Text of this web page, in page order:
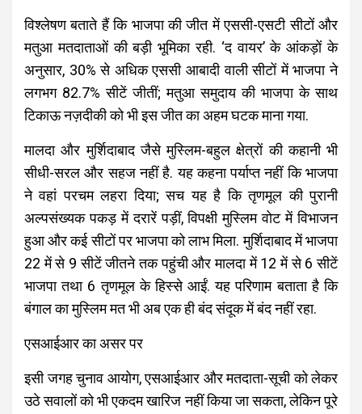
विश्लेषण बताते हैं कि भाजपा की जीत में एससी-एसटी सीटों और
मतुआ मतदाताओं की बड़ी भूमिका रही. ‘द वायर’ के आंकड़ों के
अनुसार, 30% से अधिक एससी आबादी वाली सीटों में भाजपा ने
लगभग 82.7% सीटें जीतीं; मतुआ समुदाय की भाजपा के साथ
टिकाऊ नज़दीकी को भी इस जीत का अहम घटक माना गया.
मालदा और मुर्शिदाबाद जैसे मुस्लिम-बहुल क्षेत्रों की कहानी भी
सीधी-सरल और सहज नहीं है. यह कहना पर्याप्त नहीं कि भाजपा
ने वहां परचम लहरा दिया; सच यह है कि तृणमूल की पुरानी
अल्पसंख्यक पकड़ में दरारें पड़ीं, विपक्षी मुस्लिम वोट में विभाजन
हुआ और कई सीटों पर भाजपा को लाभ मिला. मुर्शिदाबाद में भाजपा
22 में से 9 सीटें जीतने तक पहुंची और मालदा में 12 में से 6 सीटें
भाजपा तथा 6 तृणमूल के हिस्से आईं. यह परिणाम बताता है कि
बंगाल का मुस्लिम मत भी अब एक ही बंद संदूक में बंद नहीं रहा.
एसआईआर का असर पर
इसी जगह चुनाव आयोग, एसआईआर और मतदाता-सूची को लेकर
उठे सवालों को भी एकदम खारिज नहीं किया जा सकता, लेकिन पूरे